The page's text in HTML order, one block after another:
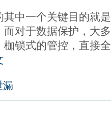
其中一个关键目的就
而对于数据保护，大
枷锁式的管控，直接
漏